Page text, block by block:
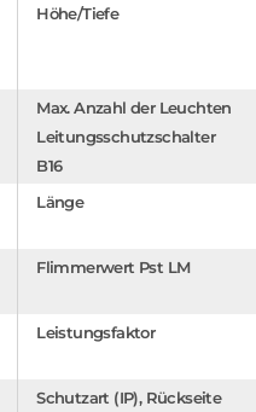
Höhe/Tiefe
Max. Anzahl der Leuchten
Leitungsschutzschalter
B16
Länge
Flimmerwert Pst LM
Leistungsfaktor
Schutzart (IP), Rückseite